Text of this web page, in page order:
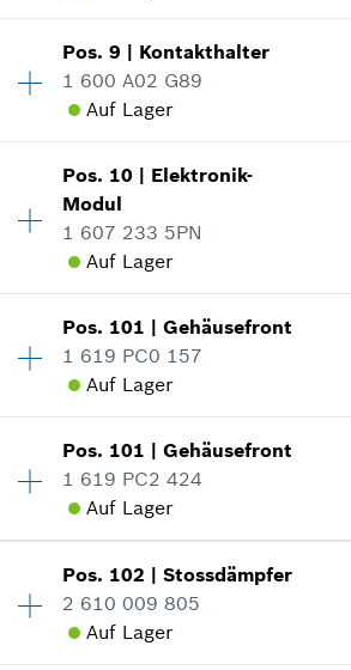
0.97 CHF*
*Alle Preise inkl. MwSt und zzgl.
Zum Warenkorb
131.42 CHF*
*Alle Preise inkl. MwSt und zzgl.
Preisgruppe:50
Ersatzteilinformationen
234.94 CHF*
*Alle Preise inkl. MwSt und zzgl.
Pos.9 | Kontakthalter
1 600 A02 G89
Auf Lager
Preisgruppe:29
Ersatzteilinformationen
Verwendungsnachweis
22.50 CHF*
*Alle Preise inkl. MwSt und zzgl.
Pos. 10 | Elektronik-
Modul
1 607 233 5PN
Auf Lager
Preisgruppe:36
Ersatzteilinformationen
In Darstellung zeigen
51.28 CHF*
*Alle Preise inkl. MwSt und zzgl.
Pos. 101 |Gehäusefront
1 619 PC0 157
Auf Lager
Preisgruppe:24
Ersatzteilinformationen
Pos. 101 |Gehäusefront
1 619 PC2 424
Auf Lager
Preisgruppe:24
Ersatzteilinformationen
Pos. 102 |Stossdämpfer
2 610 009 805
Auf Lager